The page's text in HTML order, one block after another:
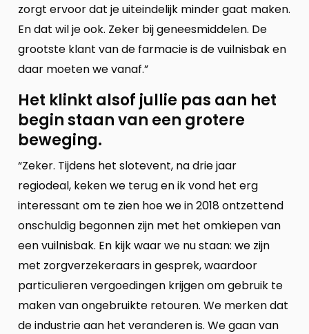
zorgt ervoor dat je uiteindelijk minder gaat maken.
En dat wil je ook. Zeker bij geneesmiddelen. De
grootste klant van de farmacie is de vuilnisbak en
daar moeten we vanaf.”
Het klinkt alsof jullie pas aan het
begin staan van een grotere
beweging.
“Zeker. Tijdens het slotevent, na drie jaar
regiodeal, keken we terug en ik vond het erg
interessant om te zien hoe we in 2018 ontzettend
onschuldig begonnen zijn met het omkiepen van
een vuilnisbak. En kijk waar we nu staan: we zijn
met zorgverzekeraars in gesprek, waardoor
particulieren vergoedingen krijgen om gebruik te
maken van ongebruikte retouren. We merken dat
de industrie aan het veranderen is. We gaan van